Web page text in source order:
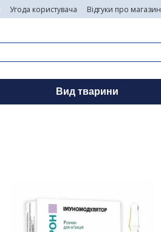
Угода користувача Відгуки про магазин
Вид тварини